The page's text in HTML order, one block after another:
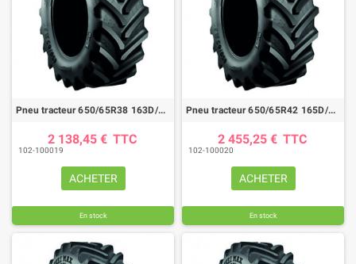
Pneu tracteur 650/65R38 163D/166A8 AGRIMAX RT657
2 138,45 € TTC
102-100019
ACHETER
En stock
Pneu tracteur 650/65R42 165D/168A8 AGRIMAX RT657
2 455,25 € TTC
102-100020
ACHETER
En stock